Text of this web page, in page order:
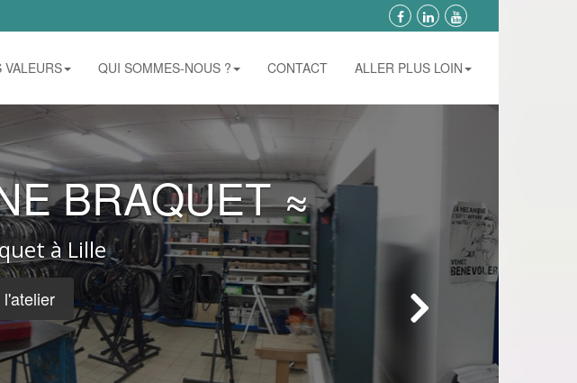
VALEURS QUI SOMMES-NOUS ? CONTACT ALLER PLUS LOIN
BRAQUET ≈
à Lille